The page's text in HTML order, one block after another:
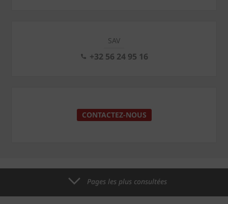
SAV
+32 56 24 95 16
CONTACTEZ-NOUS
Pages les plus consultées